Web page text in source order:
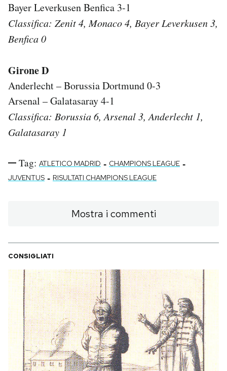
Bayer Leverkusen Benfica 3-1
Classifica: Zenit 4, Monaco 4, Bayer Leverkusen 3,
Benfica 0
Girone D
Anderlecht – Borussia Dortmund 0-3
Arsenal – Galatasaray 4-1
Classifica: Borussia 6, Arsenal 3, Anderlecht 1,
Galatasaray 1
Tag: ATLETICO MADRID - CHAMPIONS LEAGUE -
JUVENTUS - RISULTATI CHAMPIONS LEAGUE
Mostra i commenti
CONSIGLIATI